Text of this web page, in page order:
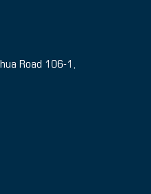
Road 106-1,